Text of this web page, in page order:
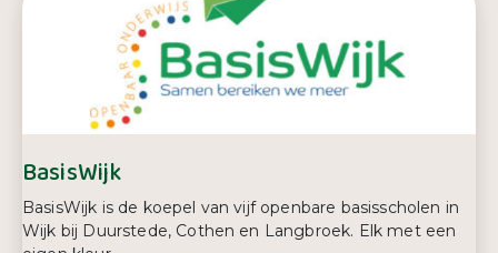
E-mailadres:
info@kleurinkunst.nl
BasisWijk
BasisWijk is de koepel van vijf openbare basisscholen in
Wijk bij Duurstede, Cothen en Langbroek. Elk met een